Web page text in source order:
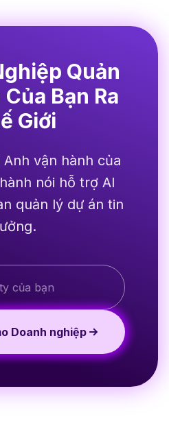
Quản
Bạn Ra
Giới
vận hành của
nói hỗ trợ AI
quản lý dự án tin
Doanh nghiệp